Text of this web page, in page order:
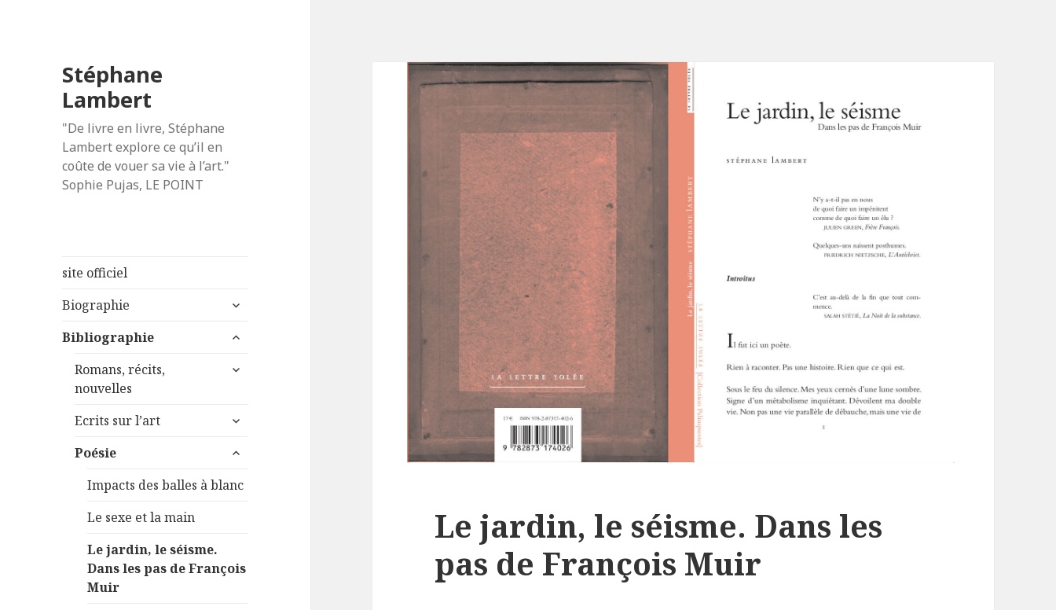
Stéphane
Lambert
"De livre en livre, Stéphane
Lambert explore ce qu’il en
coûte de vouer sa vie à l’art."
Sophie Pujas, LE POINT
site officiel
Biographie
ouvrir
sous-
Bibliographie
ouvrir
sous-
Romans, récits,
nouvelles
ouvrir
menu
Ecrits sur l’art
ouvrir
sous-
Poésie
ouvrir
sous-
Impacts des balles à blanc
Le sexe et la main
Le jardin, le séisme.
Dans les pas de François
Muir
Le jardin, le séisme. Dans les
pas de François Muir